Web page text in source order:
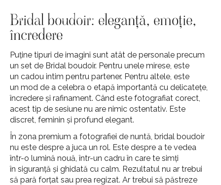
Bridal boudoir: eleganță, emoție,
încredere
Puține tipuri de imagini sunt atât de personale precum
un set de Bridal boudoir. Pentru unele mirese, este
un cadou intim pentru partener. Pentru altele, este
un mod de a celebra o etapă importantă cu delicatețe,
încredere și rafinament. Când este fotografiat corect,
acest tip de sesiune nu are nimic ostentativ. Este
discret, feminin și profund elegant.
În zona premium a fotografiei de nuntă, bridal boudoir
nu este despre a juca un rol. Este despre a te vedea
într-o lumină nouă, într-un cadru în care te simți
în siguranță și ghidată cu calm. Rezultatul nu ar trebui
să pară forțat sau prea regizat. Ar trebui să păstreze